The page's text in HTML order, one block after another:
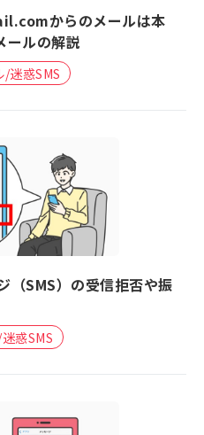
からのメールは本
ルの解説
迷惑SMS
SMS）の受信拒否や振
惑SMS